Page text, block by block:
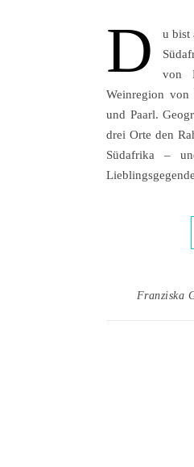
D
u bist
von
Weinregion von
und Paarl.
drei Orte den
Südafrika –
Franziska